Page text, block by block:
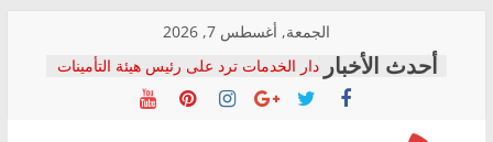
content
الجمعة, أغسطس 7, 2026
دار الخدمات ترد على رئيس هيئة التأمينات
بعد مؤتمره الصحفي: إنكار الأزمة لا ينهي
معاناة أصحاب المعاشات.. ونطالب بكشف